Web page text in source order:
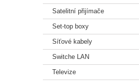
Satelitní přijímače
Set-top boxy
Síťové kabely
Switche LAN
Televize